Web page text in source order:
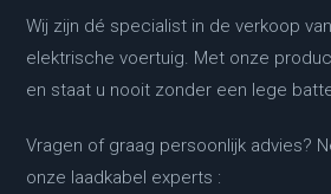
Wij zijn dé specialist in de verkoop
elektrische voertuig. Met onze
en staat u nooit zonder een lege
Vragen of graag persoonlijk advies?
onze laadkabel experts :